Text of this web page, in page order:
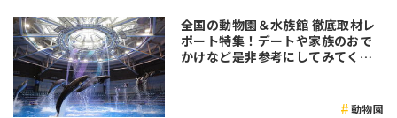
全国の動物園＆水族館 徹底取材レ
ポート特集！デートや家族のおで
かけなど是非参考にしてみてくだ
動物園